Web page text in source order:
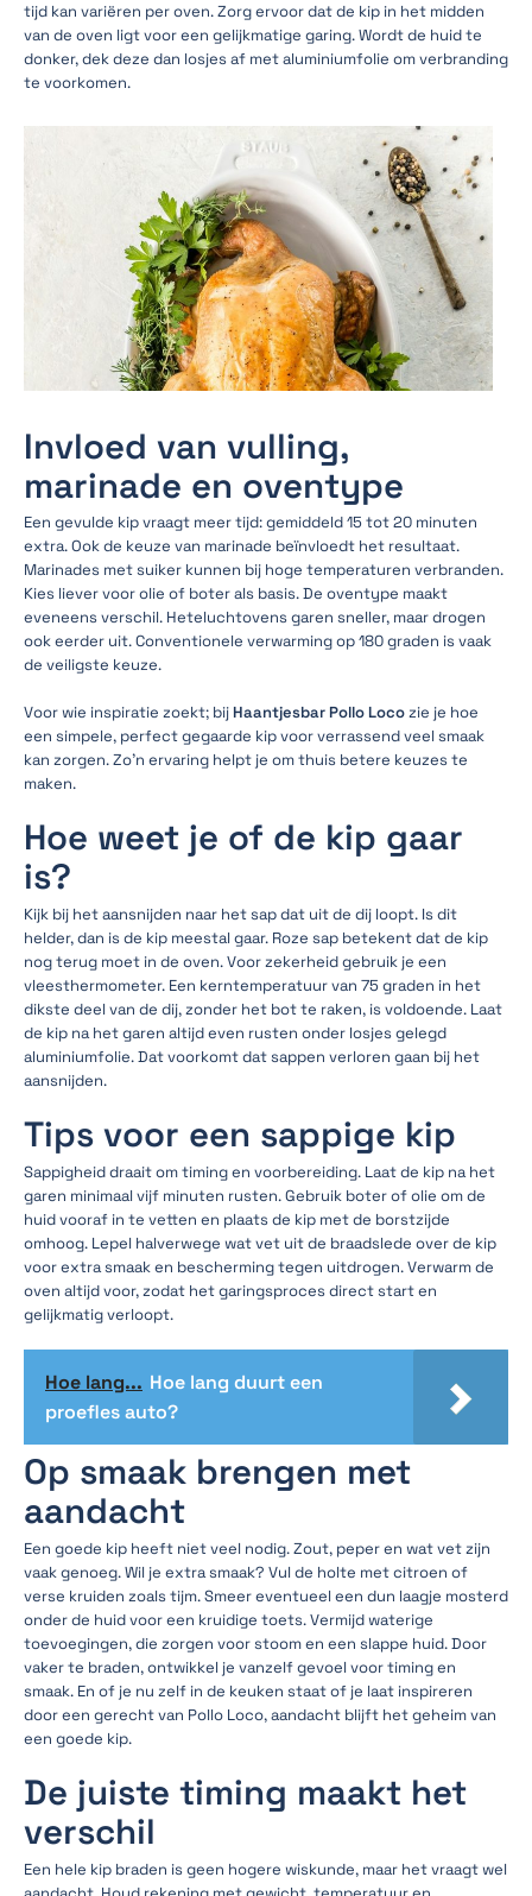
tijd kan variëren per oven. Zorg ervoor dat de kip in het midden
van de oven ligt voor een gelijkmatige garing. Wordt de huid te
donker, dek deze dan losjes af met aluminiumfolie om verbranding
te voorkomen.
Invloed van vulling,
marinade en oventype
Een gevulde kip vraagt meer tijd: gemiddeld 15 tot 20 minuten
extra. Ook de keuze van marinade beïnvloedt het resultaat.
Marinades met suiker kunnen bij hoge temperaturen verbranden.
Kies liever voor olie of boter als basis. De oventype maakt
eveneens verschil. Heteluchtovens garen sneller, maar drogen
ook eerder uit. Conventionele verwarming op 180 graden is vaak
de veiligste keuze.
Voor wie inspiratie zoekt; bijHaantjesbar Pollo Locozie je hoe
een simpele, perfect gegaarde kip voor verrassend veel smaak
kan zorgen. Zo'n ervaring helpt je om thuis betere keuzes te
maken.
Hoe weet je of de kip gaar
is?
Kijk bij het aansnijden naar het sap dat uit de dij loopt. Is dit
helder, dan is de kip meestal gaar. Roze sap betekent dat de kip
nog terug moet in de oven. Voor zekerheid gebruik je een
vleesthermometer. Een kerntemperatuur van 75 graden in het
dikste deel van de dij, zonder het bot te raken, is voldoende. Laat
de kip na het garen altijd even rusten onder losjes gelegd
aluminiumfolie. Dat voorkomt dat sappen verloren gaan bij het
aansnijden.
Tips voor een sappige kip
Sappigheid draait om timing en voorbereiding. Laat de kip na het
garen minimaal vijf minuten rusten. Gebruik boter of olie om de
huid vooraf in te vetten en plaats de kip met de borstzijde
omhoog. Lepel halverwege wat vet uit de braadslede over de kip
voor extra smaak en bescherming tegen uitdrogen. Verwarm de
oven altijd voor, zodat het garingsproces direct start en
gelijkmatig verloopt.
Hoe lang... Hoe lang duurt een
proefles auto?
Op smaak brengen met
aandacht
Een goede kip heeft niet veel nodig. Zout, peper en wat vet zijn
vaak genoeg. Wil je extra smaak? Vul de holte met citroen of
verse kruiden zoals tijm. Smeer eventueel een dun laagje mosterd
onder de huid voor een kruidige toets. Vermijd waterige
toevoegingen, die zorgen voor stoom en een slappe huid. Door
vaker te braden, ontwikkel je vanzelf gevoel voor timing en
smaak. En of je nu zelf in de keuken staat of je laat inspireren
door een gerecht van Pollo Loco, aandacht blijft het geheim van
een goede kip.
De juiste timing maakt het
verschil
Een hele kip braden is geen hogere wiskunde, maar het vraagt wel